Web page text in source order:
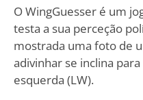
O WingGuesser é um
testa a sua perceção
mostrada uma foto de
adivinhar se inclina
esquerda (LW).